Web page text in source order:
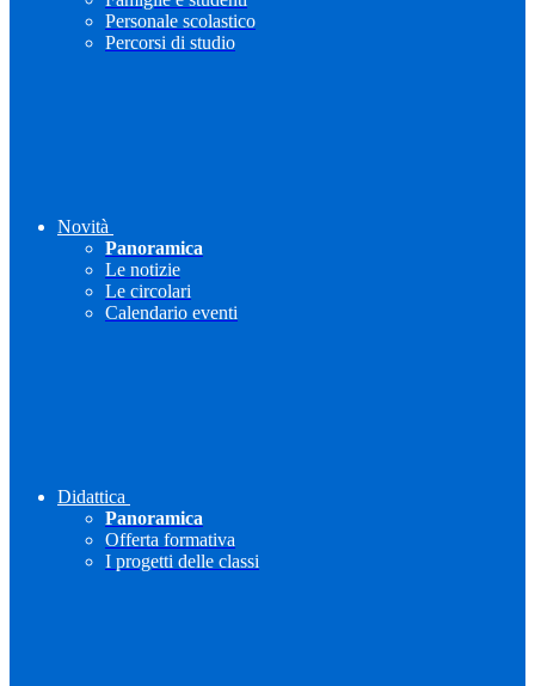
Personale scolastico
Percorsi di studio
Novità
Panoramica
Le notizie
Le circolari
Calendario eventi
Didattica
Panoramica
Offerta formativa
I progetti delle classi